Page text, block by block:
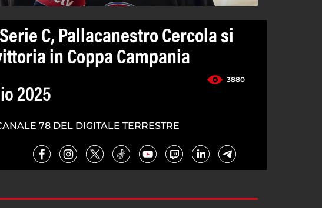
C, Pallacanestro Cercola si
in Coppa Campania
3880
2025
78 DEL DIGITALE TERRESTRE